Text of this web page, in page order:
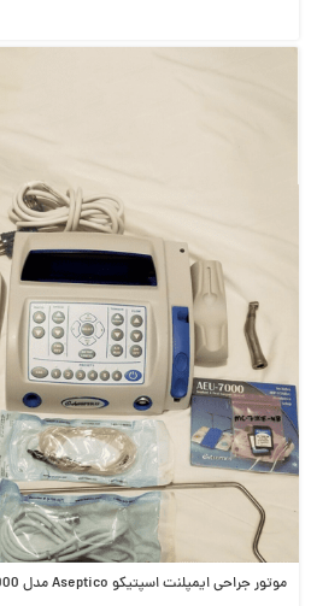
موتور جراحی ایمپلنت اسپتیکو Aseptico مدل AEU 6000